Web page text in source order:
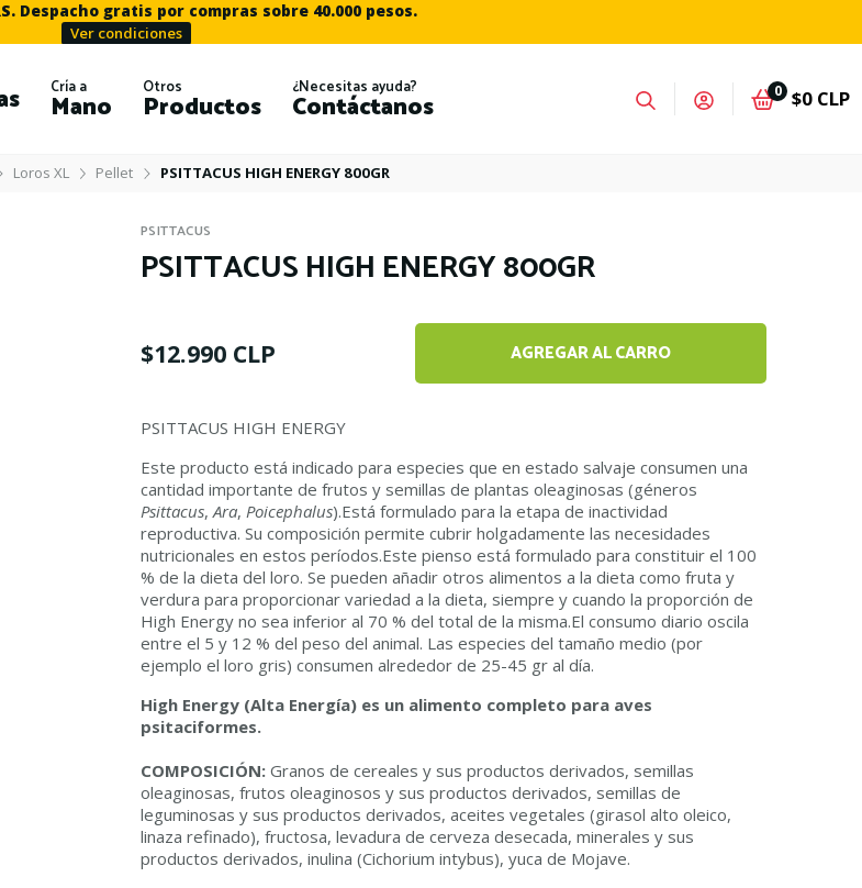
Cría a
Mano
Otros
Productos
¿Necesitas ayuda?
Contáctanos 0 $0 CLP
Despacho gratis por compras sobre 40.000 pesos.
Ver condiciones
Loros XL Pellet PSITTACUS HIGH ENERGY 800GR
PSITTACUS
PSITTACUS HIGH ENERGY 800GR
$12.990 CLP AGREGAR AL CARRO
PSITTACUS HIGH ENERGY
Este producto está indicado para especies que en estado salvaje consumen una
cantidad importante de frutos y semillas de plantas oleaginosas (géneros
Psittacus,Ara, Poicephalus).Está formulado para la etapa de inactividad
reproductiva. Su composición permite cubrir holgadamente las necesidades
nutricionales en estos períodos.Este pienso está formulado para constituir el 100
% de la dieta del loro. Se pueden añadir otros alimentos a la dieta como fruta y
verdura para proporcionar variedad a la dieta, siempre y cuando la proporción de
High Energy no sea inferior al 70 % del total de la misma.El consumo diario oscila
entre el 5 y 12 % del peso del animal. Las especies del tamaño medio (por
ejemplo el loro gris) consumen alrededor de 25-45 gr al día.
High Energy (Alta Energía) es un alimento completo para aves
psitaciformes.
COMPOSICIÓN:Granos de cereales y sus productos derivados, semillas
oleaginosas, frutos oleaginosos y sus productos derivados, semillas de
leguminosas y sus productos derivados, aceites vegetales (girasol alto oleico,
linaza refinado), fructosa, levadura de cerveza desecada, minerales y sus
productos derivados, inulina (Cichorium intybus), yuca de Mojave.